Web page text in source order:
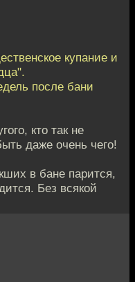
купание и
после бани
кто так не
даже очень чего!
в бане парится,
Без всякой